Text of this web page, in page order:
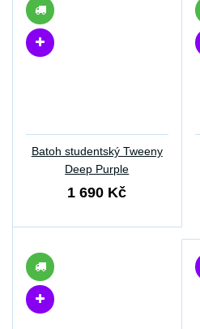
Batoh studentský Tweeny
Deep Purple
1 690 Kč